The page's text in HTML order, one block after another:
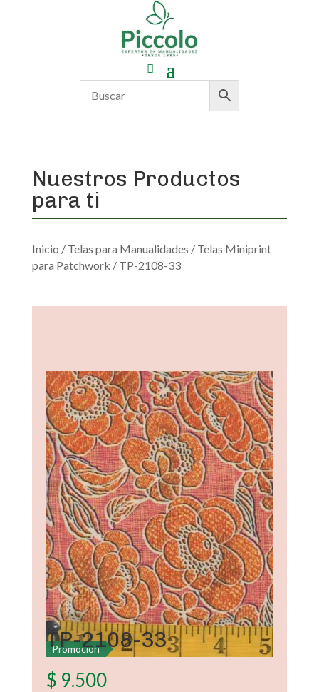
Nuestros Productos
para ti
Inicio / Telas para Manualidades / Telas Miniprint
para Patchwork / TP-2108-33
Promoción
TP-2108-33
$ 9.500